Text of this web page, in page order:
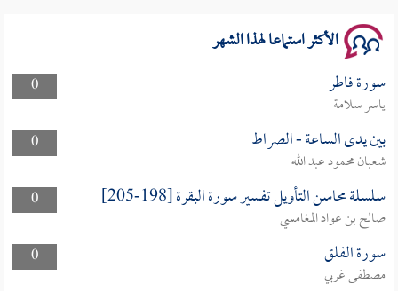
الأكثر استماعا لهذا الشهر
0 سورة فاطر
ياسر سلامة
0
بين يدى الساعة - الصراط
شعبان محمود عبد الله
0
سلسلة محاسن التأويل تفسير سورة البقرة [198-205]
صالح بن عواد المغامسي
0
سورة الفلق
مصطفى غربي